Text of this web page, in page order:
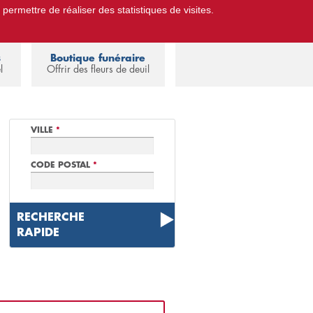
Funèbres. Espace familles
Boutique funéraire
Offrir des fleurs de deuil
VILLE *
CODE POSTAL *
RECHERCHE
RAPIDE
de réaliser des statistiques de visites.